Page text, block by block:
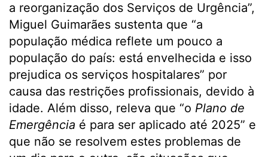
a reorganização dos Serviços de Urgência”,
Miguel Guimarães sustenta que “a
população médica reflete um pouco a
população do país: está envelhecida e isso
prejudica os serviços hospitalares” por
causa das restrições profissionais, devido à
idade. Além disso, releva que “o Plano de
Emergência é para ser aplicado até 2025” e
que não se resolvem estes problemas de